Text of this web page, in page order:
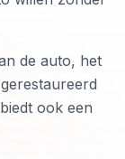
de auto, het
ook een